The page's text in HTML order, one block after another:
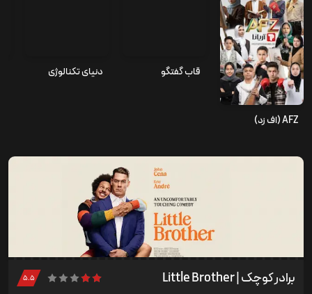
AFZ (اف زد)
قاب گفتگو دنیای تکنالوژی
برادر کوچک | Little Brother ۵.۵